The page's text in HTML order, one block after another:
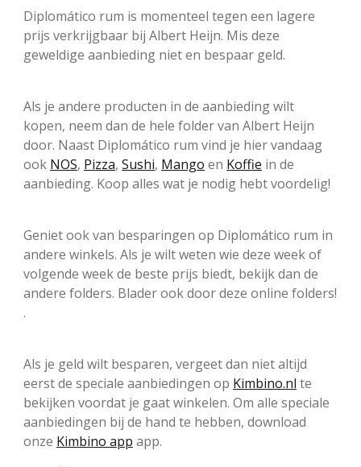
Diplomático rum is momenteel tegen een lagere
prijs verkrijgbaar bij Albert Heijn. Mis deze
geweldige aanbieding niet en bespaar geld.
Als je andere producten in de aanbieding wilt
kopen, neem dan de hele folder van Albert Heijn
door. Naast Diplomático rum vind je hier vandaag
ook NOS, Pizza, Sushi, Mango en Koffie in de
aanbieding. Koop alles wat je nodig hebt voordelig!
Geniet ook van besparingen op Diplomático rum in
andere winkels. Als je wilt weten wie deze week of
volgende week de beste prijs biedt, bekijk dan de
andere folders. Blader ook door deze online folders!
.
Als je geld wilt besparen, vergeet dan niet altijd
eerst de speciale aanbiedingen op Kimbino.nl te
bekijken voordat je gaat winkelen. Om alle speciale
aanbiedingen bij de hand te hebben, download
onze Kimbino app app.